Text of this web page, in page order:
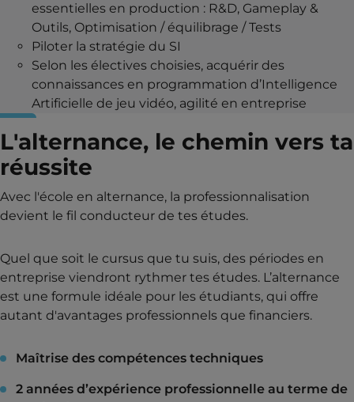
essentielles en production : R&D, Gameplay &
Outils, Optimisation / équilibrage / Tests
Piloter la stratégie du SI
Selon les électives choisies, acquérir des
connaissances en programmation d’Intelligence
Artificielle de jeu vidéo, agilité en entreprise
L'alternance, le chemin vers ta
réussite
Avec l'école en alternance, la professionnalisation
devient le fil conducteur de tes études.
Quel que soit le cursus que tu suis, des périodes en
entreprise viendront rythmer tes études. L’alternance
est une formule idéale pour les étudiants, qui offre
autant d'avantages professionnels que financiers.
Maîtrise des compétences techniques
2 années d’expérience professionnelle au terme de